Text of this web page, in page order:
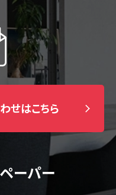
せはこちら
ーパー